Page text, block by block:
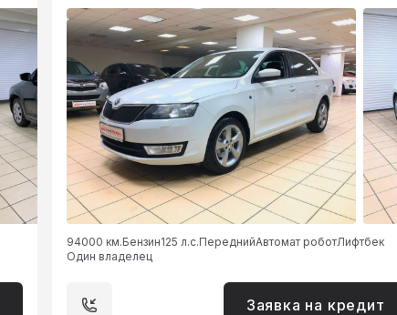
94000 км.Бензин125 л.с.ПереднийАвтомат роботЛифтбек
Один владелец
Заявка на кредит